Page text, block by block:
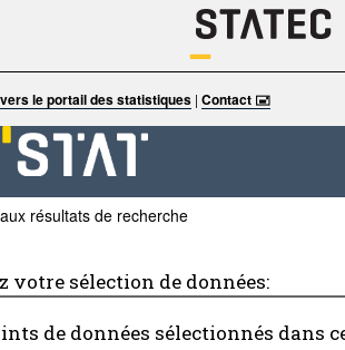
le portail des statistiques| Contact 🖃
résultats de recherche
votre sélection de données:
de données sélectionnés dans